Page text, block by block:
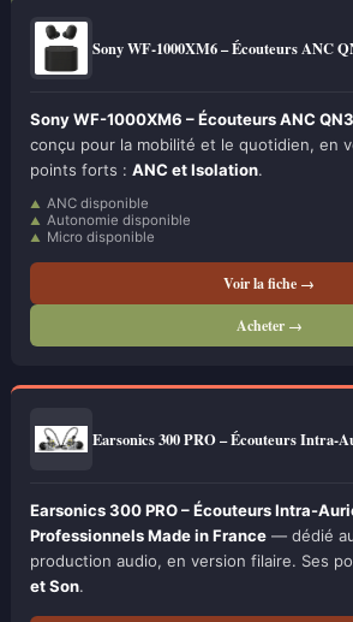
Sony WF-1000XM6 – Écouteurs ANC
Sony WF-1000XM6 – Écouteurs ANC
conçu pour la mobilité et le quotidien, en
points forts : ANC et Isolation.
ANC disponible
Autonomie disponible
Micro disponible
Voir la fiche →
Acheter →
Earsonics 300 PRO – Écouteurs Intra-
Earsonics 300 PRO – Écouteurs Intra-
Professionnels Made in France — dédié
production audio, en version filaire. Ses
et Son.